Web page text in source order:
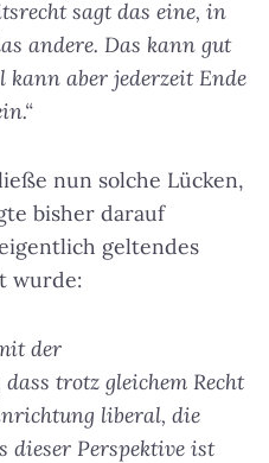
sagt das eine, in
andere. Das kann gut
aber jederzeit Ende
nun solche Lücken,
bisher darauf
geltendes
wurde:
der
trotz gleichem Recht
liberal, die
dieser Perspektive ist